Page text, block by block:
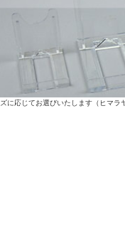
に応じてお選びいたします（ヒマラ